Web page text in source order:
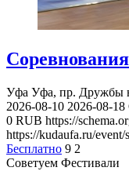
Уфа Уфа, пр. Дружбы
2026-08-10 2026-08-18
0 RUB https://
https://kudaufa.ru/
Бесплатно 9 2
Советуем Фестивали